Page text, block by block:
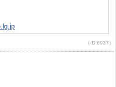
（ID:8937）